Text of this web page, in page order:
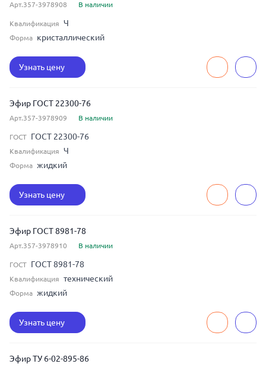
Арт.357-3978908 В наличии
Квалификация Ч
Форма кристаллический
Узнать цену
Эфир ГОСТ 22300-76
Арт.357-3978909 В наличии
ГОСТ ГОСТ 22300-76
Квалификация Ч
Форма жидкий
Узнать цену
Эфир ГОСТ 8981-78
Арт.357-3978910 В наличии
ГОСТ ГОСТ 8981-78
Квалификация технический
Форма жидкий
Узнать цену
Эфир ТУ 6-02-895-86